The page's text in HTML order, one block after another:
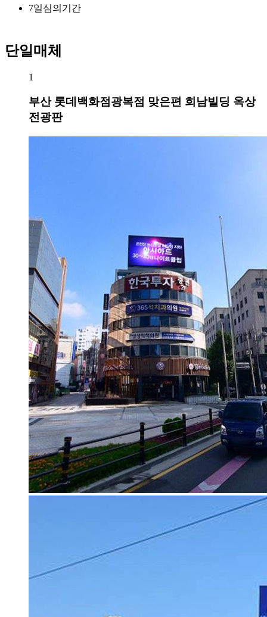
7일심의기간
단일매체
1
부산 롯데백화점광복점 맞은편 희남빌딩 옥상
전광판